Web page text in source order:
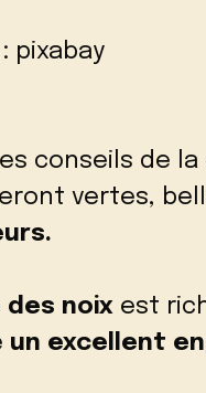
pixabay
conseils de la
vertes,
des noix est
un excellent